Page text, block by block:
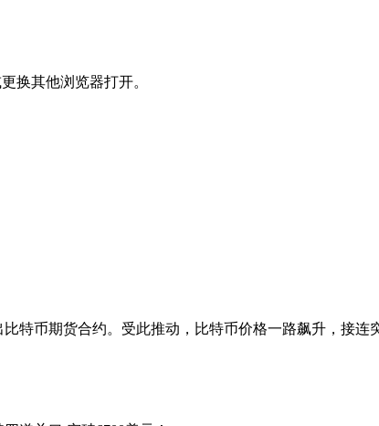
换其他浏览器打开。
币期货合约。受此推动，比特币价格一路飙升，接连